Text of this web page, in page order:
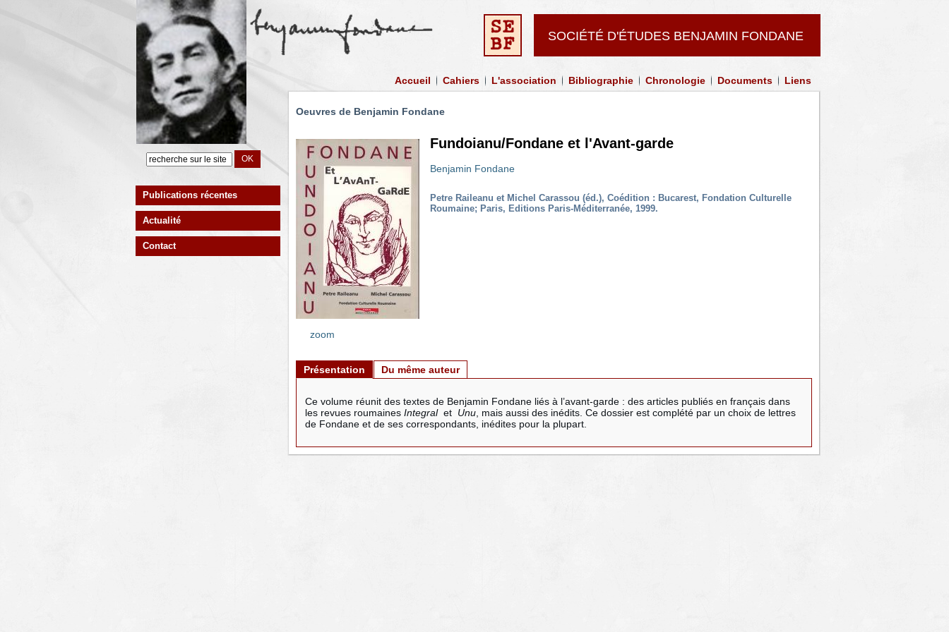
SOCIÉTÉ D'ÉTUDES BENJAMIN FONDANE
Accueil Cahiers L'association Bibliographie Chronologie Documents Liens
Publications récentes
Actualité
Contact
Oeuvres de Benjamin Fondane
zoom
Fundoianu/Fondane et l'Avant-garde
Benjamin Fondane
Petre Raileanu et Michel Carassou (éd.), Coédition : Bucarest, Fondation Culturelle
Roumaine; Paris, Editions Paris-Méditerranée, 1999.
Présentation Du même auteur
Ce volume réunit des textes de Benjamin Fondane liés à l’avant-garde : des articles publiés en français dans
les revues roumaines Integralet Unu , mais aussi des inédits. Ce dossier est complété par un choix de lettres
de Fondane et de ses correspondants, inédites pour la plupart.